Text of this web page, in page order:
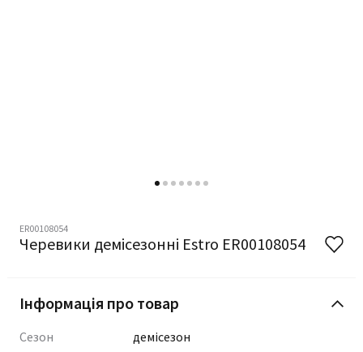
ER00108054
Черевики демісезонні Estro ER00108054
Інформація про товар
Сезон
демісезон